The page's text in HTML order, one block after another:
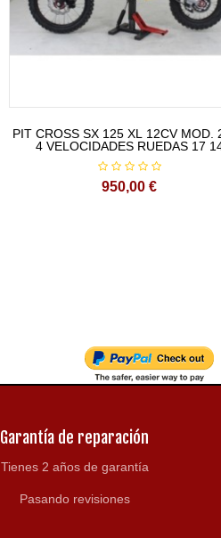
PIT CROSS SX 125 XL 12CV MOD.
4 VELOCIDADES RUEDAS 17
950,00 €
Garantía de reparación
Tienes 2 años de garantía
Pasando revisiones